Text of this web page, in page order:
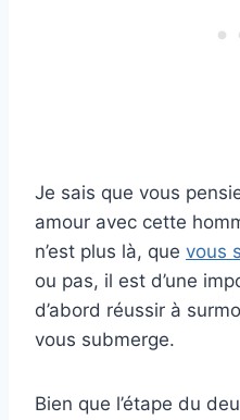
Je sais que vous
amour avec cette
n’est plus là, que vous
ou pas, il est d’une
d’abord réussir à
vous submerge.
Bien que l’étape du